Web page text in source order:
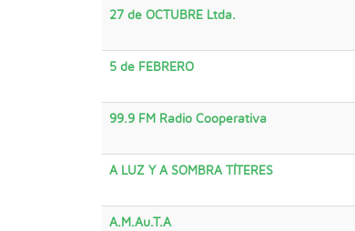
27 de OCTUBRE Ltda.
5 de FEBRERO
99.9 FM Radio Cooperativa
A LUZ Y A SOMBRA TÍTERES
A.M.Au.T.A